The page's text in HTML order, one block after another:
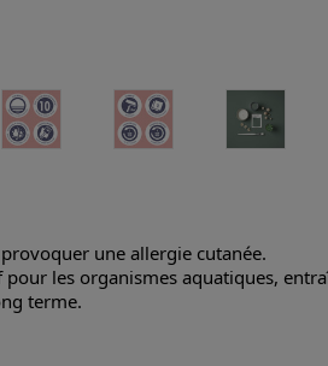
une allergie cutanée.
pour les organismes aquatiques,
terme.